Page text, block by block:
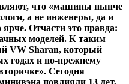
что «машины нынче
а не инженеры, да и
Отчасти это правда:
моделей. К таким
VW Sharan, который
годах и по-прежнему
Сегодня
повлияли 13 лет,